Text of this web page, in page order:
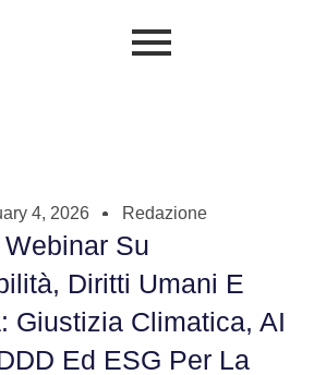
4, 2026 Redazione
Su
Diritti Umani E
Giustizia Climatica, AI
Ed ESG Per La